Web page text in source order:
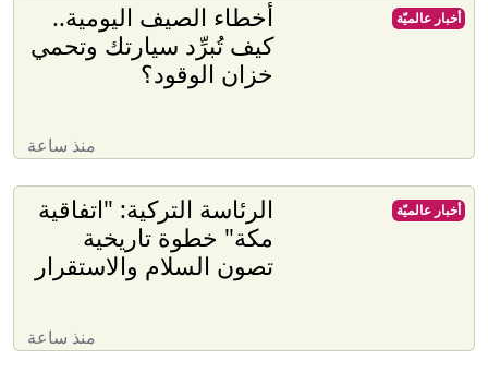
أخطاء الصيف اليومية..
كيف تُبرِّد سيارتك وتحمي
خزان الوقود؟
منذ ساعة
أخبار عالميّة
الرئاسة التركية: "اتفاقية
مكة" خطوة تاريخية
تصون السلام والاستقرار
منذ ساعة
أخبار عالميّة